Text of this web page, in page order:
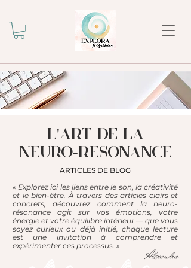
l'ART DE LA
NEURO-RESONANCE
ARTICLES DE BLOG
« Explorez ici les liens entre le son, la créativité
et le bien-être. À travers des articles clairs et
concrets, découvrez comment la neuro-
résonance agit sur vos émotions, votre
énergie et votre équilibre intérieur — que vous
soyez curieux ou déjà initié, chaque lecture
est une invitation à comprendre et
expérimenter ces processus. »
Alexandra